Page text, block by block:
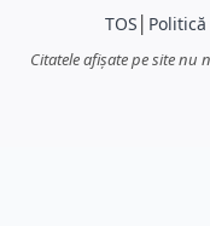
TOS
Citatele afișate pe site nu